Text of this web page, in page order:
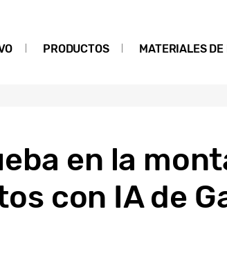
PRODUCTOS MATERIALES DE
en la
con IA de